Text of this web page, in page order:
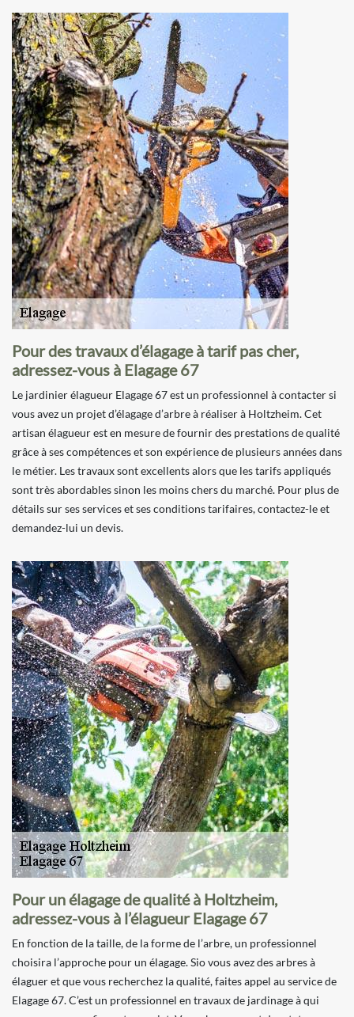
Pour des travaux d’élagage à tarif pas cher,
adressez-vous à Elagage 67
Le jardinier élagueur Elagage 67 est un professionnel à contacter si
vous avez un projet d’élagage d’arbre à réaliser à Holtzheim. Cet
artisan élagueur est en mesure de fournir des prestations de qualité
grâce à ses compétences et son expérience de plusieurs années dans
le métier. Les travaux sont excellents alors que les tarifs appliqués
sont très abordables sinon les moins chers du marché. Pour plus de
détails sur ses services et ses conditions tarifaires, contactez-le et
demandez-lui un devis.
Pour un élagage de qualité à Holtzheim,
adressez-vous à l’élagueur Elagage 67
En fonction de la taille, de la forme de l’arbre, un professionnel
choisira l’approche pour un élagage. Sio vous avez des arbres à
élaguer et que vous recherchez la qualité, faites appel au service de
Elagage 67. C’est un professionnel en travaux de jardinage à qui